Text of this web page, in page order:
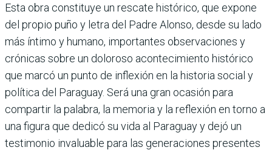
Esta obra constituye un rescate histórico, que expone
del propio puño y letra del Padre Alonso, desde su lado
más íntimo y humano, importantes observaciones y
crónicas sobre un doloroso acontecimiento histórico
que marcó un punto de inflexión en la historia social y
política del Paraguay. Será una gran ocasión para
compartir la palabra, la memoria y la reflexión en torno a
una figura que dedicó su vida al Paraguay y dejó un
testimonio invaluable para las generaciones presentes